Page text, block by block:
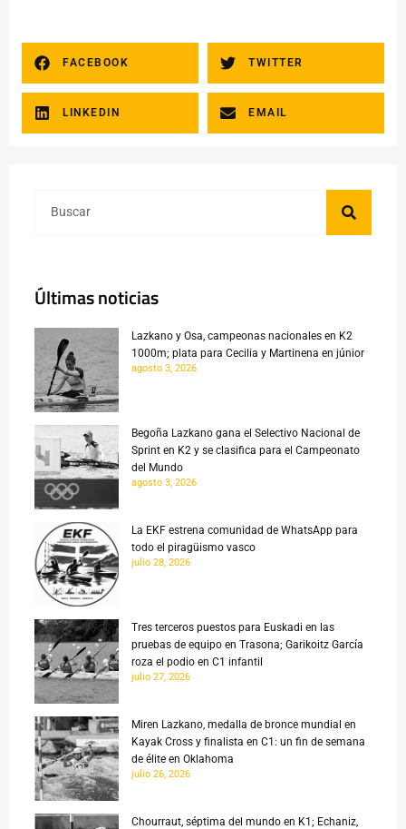
FACEBOOK TWITTER
LINKEDIN EMAIL
Últimas noticias
Lazkano y Osa, campeonas nacionales en K2
1000m; plata para Cecilia y Martinena en júnior
agosto 3, 2026
Begoña Lazkano gana el Selectivo Nacional de
Sprint en K2 y se clasifica para el Campeonato
del Mundo
agosto 3, 2026
La EKF estrena comunidad de WhatsApp para
todo el piragüismo vasco
julio 28, 2026
Tres terceros puestos para Euskadi en las
pruebas de equipo en Trasona; Garikoitz García
roza el podio en C1 infantil
julio 27, 2026
Miren Lazkano, medalla de bronce mundial en
Kayak Cross y finalista en C1: un fin de semana
de élite en Oklahoma
julio 26, 2026
Chourraut, séptima del mundo en K1; Echaniz,